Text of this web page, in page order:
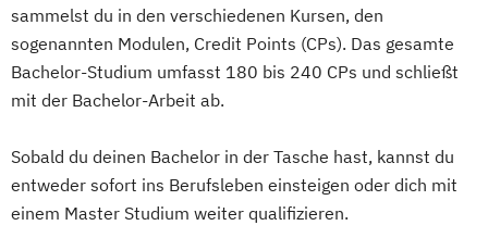
sammelst du in den verschiedenen Kursen, den
sogenannten Modulen, Credit Points (CPs). Das gesamte
Bachelor-Studium umfasst 180 bis 240 CPs und schließt
mit der Bachelor-Arbeit ab.
Sobald du deinen Bachelor in der Tasche hast, kannst du
entweder sofort ins Berufsleben einsteigen oder dich mit
einem Master Studium weiter qualifizieren.